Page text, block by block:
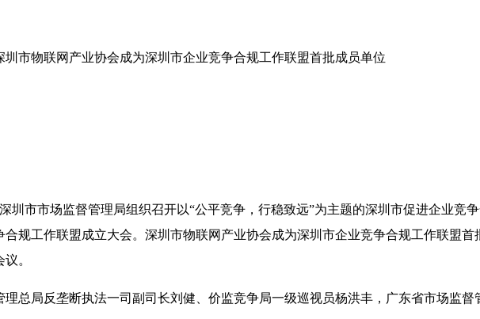
圳市物联网产业协会成为深圳市企业竞争合规工作联盟首批成员单位
圳市市场监督管理局组织召开以“公平竞争，行稳致远”为主题的深圳市促进企业竞
合规工作联盟成立大会。深圳市物联网产业协会成为深圳市企业竞争合规工作联盟
。
理总局反垄断执法一司副司长刘健、价监竞争局一级巡视员杨洪丰，广东省市场监督